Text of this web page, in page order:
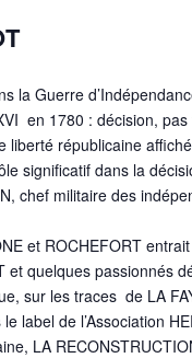
la Guerre
en 1780 : décision,
liberté républicaine
significatif dans la
chef militaire des
et ROCHEFORT
quelques passionnés
sur les traces de LA
label de l’Association
LA